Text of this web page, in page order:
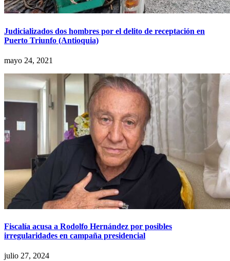
Judicializados dos hombres por el delito de receptación en
Puerto Triunfo (Antioquia)
mayo 24, 2021
Fiscalía acusa a Rodolfo Hernández por posibles
irregularidades en campaña presidencial
julio 27, 2024